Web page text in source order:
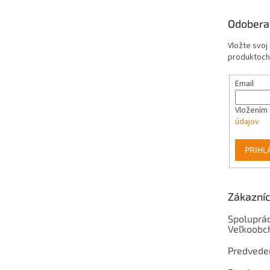
Vložte svoj
Email
údajov